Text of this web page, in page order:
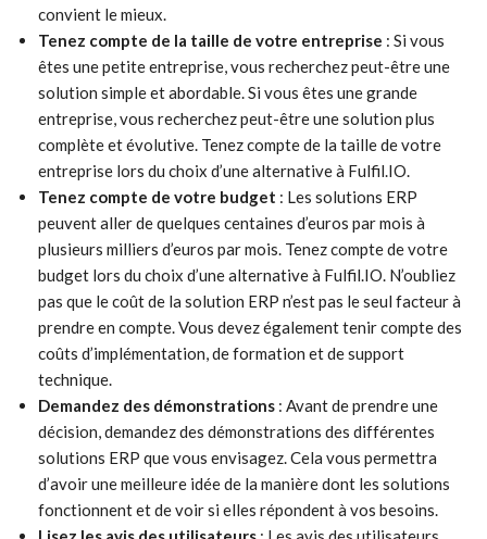
convient le mieux.
Tenez compte de la taille de votre entreprise : Si vous
êtes une petite entreprise, vous recherchez peut-être une
solution simple et abordable. Si vous êtes une grande
entreprise, vous recherchez peut-être une solution plus
complète et évolutive. Tenez compte de la taille de votre
entreprise lors du choix d’une alternative à Fulfil.IO.
Tenez compte de votre budget : Les solutions ERP
peuvent aller de quelques centaines d’euros par mois à
plusieurs milliers d’euros par mois. Tenez compte de votre
budget lors du choix d’une alternative à Fulfil.IO. N’oubliez
pas que le coût de la solution ERP n’est pas le seul facteur à
prendre en compte. Vous devez également tenir compte des
coûts d’implémentation, de formation et de support
technique.
Demandez des démonstrations : Avant de prendre une
décision, demandez des démonstrations des différentes
solutions ERP que vous envisagez. Cela vous permettra
d’avoir une meilleure idée de la manière dont les solutions
fonctionnent et de voir si elles répondent à vos besoins.